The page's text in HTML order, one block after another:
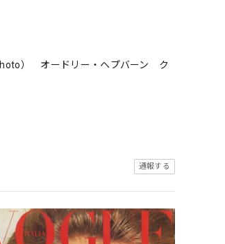
） オードリー・ヘプバーン ク
通報する